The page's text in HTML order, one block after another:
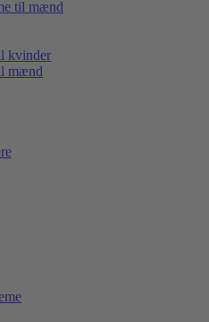
til mænd
kvinder
mænd